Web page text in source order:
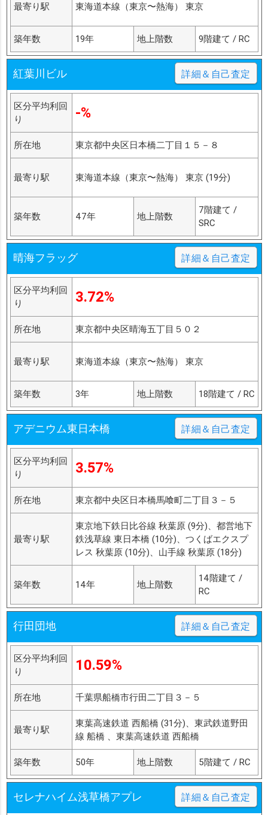
最寄り駅 東海道本線（東京〜熱海） 東京
築年数 19年 地上階数 9階建て / RC
紅葉川ビル 詳細＆自己査定
区分平均利回
り
-%
所在地 東京都中央区日本橋二丁目１５－８
最寄り駅 東海道本線（東京〜熱海） 東京 (19分)
築年数 47年 地上階数
7階建て /
SRC
晴海フラッグ 詳細＆自己査定
区分平均利回
り
3.72%
所在地 東京都中央区晴海五丁目５０２
最寄り駅 東海道本線（東京〜熱海） 東京
築年数 3年 地上階数 18階建て / RC
アデニウム東日本橋 詳細＆自己査定
区分平均利回
り
3.57%
所在地 東京都中央区日本橋馬喰町二丁目３－５
最寄り駅
東京地下鉄日比谷線 秋葉原 (9分)、都営地下
鉄浅草線 東日本橋 (10分)、つくばエクスプ
レス 秋葉原 (10分)、山手線 秋葉原 (18分)
築年数 14年 地上階数
14階建て /
RC
行田団地 詳細＆自己査定
区分平均利回
り
10.59%
所在地 千葉県船橋市行田二丁目３－５
最寄り駅
東葉高速鉄道 西船橋 (31分)、東武鉄道野田
線 船橋 、東葉高速鉄道 西船橋
築年数 50年 地上階数 5階建て / RC
セレナハイム浅草橋アプレ 詳細＆自己査定